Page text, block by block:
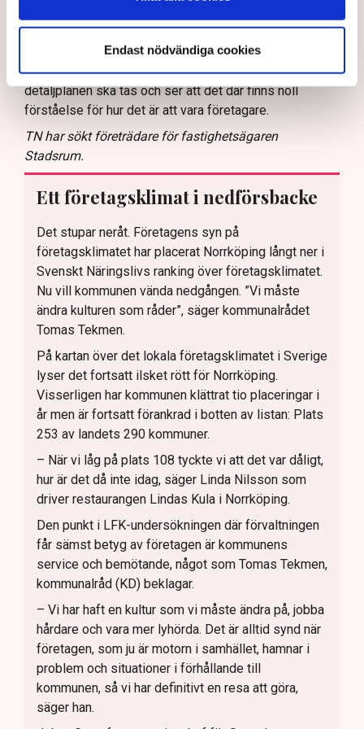
Endast nödvändiga cookies
som att den ena delen av förvaltningen inte vet vad den
andra gör. Och då sitter jag ändå med i
Samhällsplaneringsnämnden i kommunen där
detaljplanen ska tas och ser att det där finns noll
förståelse för hur det är att vara företagare.
TN har sökt företrädare för fastighetsägaren
Stadsrum.
Ett företagsklimat i nedförsbacke
Det stupar neråt. Företagens syn på
företagsklimatet har placerat Norrköping långt ner i
Svenskt Näringslivs ranking över företagsklimatet.
Nu vill kommunen vända nedgången. ”Vi måste
ändra kulturen som råder”, säger kommunalrådet
Tomas Tekmen.
På kartan över det lokala företagsklimatet i Sverige
lyser det fortsatt ilsket rött för Norrköping.
Visserligen har kommunen klättrat tio placeringar i
år men är fortsatt förankrad i botten av listan: Plats
253 av landets 290 kommuner.
– När vi låg på plats 108 tyckte vi att det var dåligt,
hur är det då inte idag, säger Linda Nilsson som
driver restaurangen Lindas Kula i Norrköping.
Den punkt i LFK-undersökningen där förvaltningen
får sämst betyg av företagen är kommunens
service och bemötande, något som Tomas Tekmen,
kommunalråd (KD) beklagar.
– Vi har haft en kultur som vi måste ändra på, jobba
hårdare och vara mer lyhörda. Det är alltid synd när
företagen, som ju är motorn i samhället, hamnar i
problem och situationer i förhållande till
kommunen, så vi har definitivt en resa att göra,
säger han.